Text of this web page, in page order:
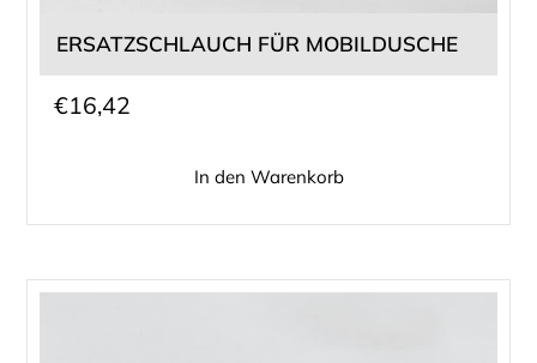
ERSATZSCHLAUCH FÜR MOBILDUSCHE
€16,42
In den Warenkorb